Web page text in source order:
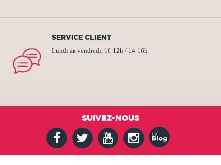
SERVICE CLIENT
Lundi au vendredi, 10-12h / 14-16h
SUIVEZ-NOUS